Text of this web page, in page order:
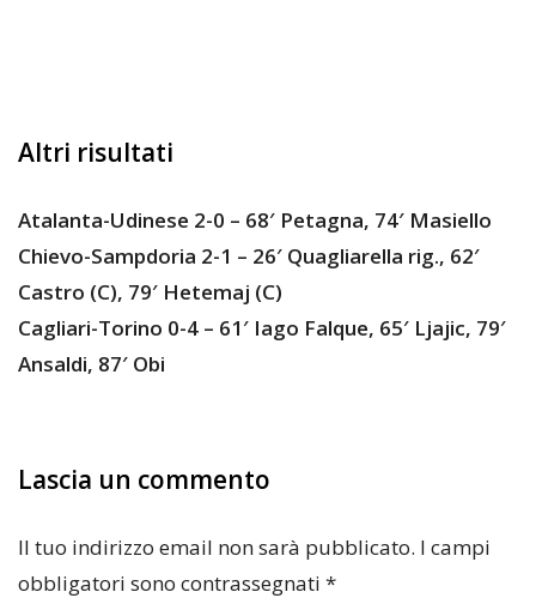
Altri risultati
Atalanta-Udinese 2-0 – 68′ Petagna, 74′ Masiello
Chievo-Sampdoria 2-1 – 26′ Quagliarella rig., 62′
Castro (C), 79′ Hetemaj (C)
Cagliari-Torino 0-4 – 61′ Iago Falque, 65′ Ljajic, 79′
Ansaldi, 87′ Obi
Lascia un commento
Il tuo indirizzo email non sarà pubblicato. I campi
obbligatori sono contrassegnati *